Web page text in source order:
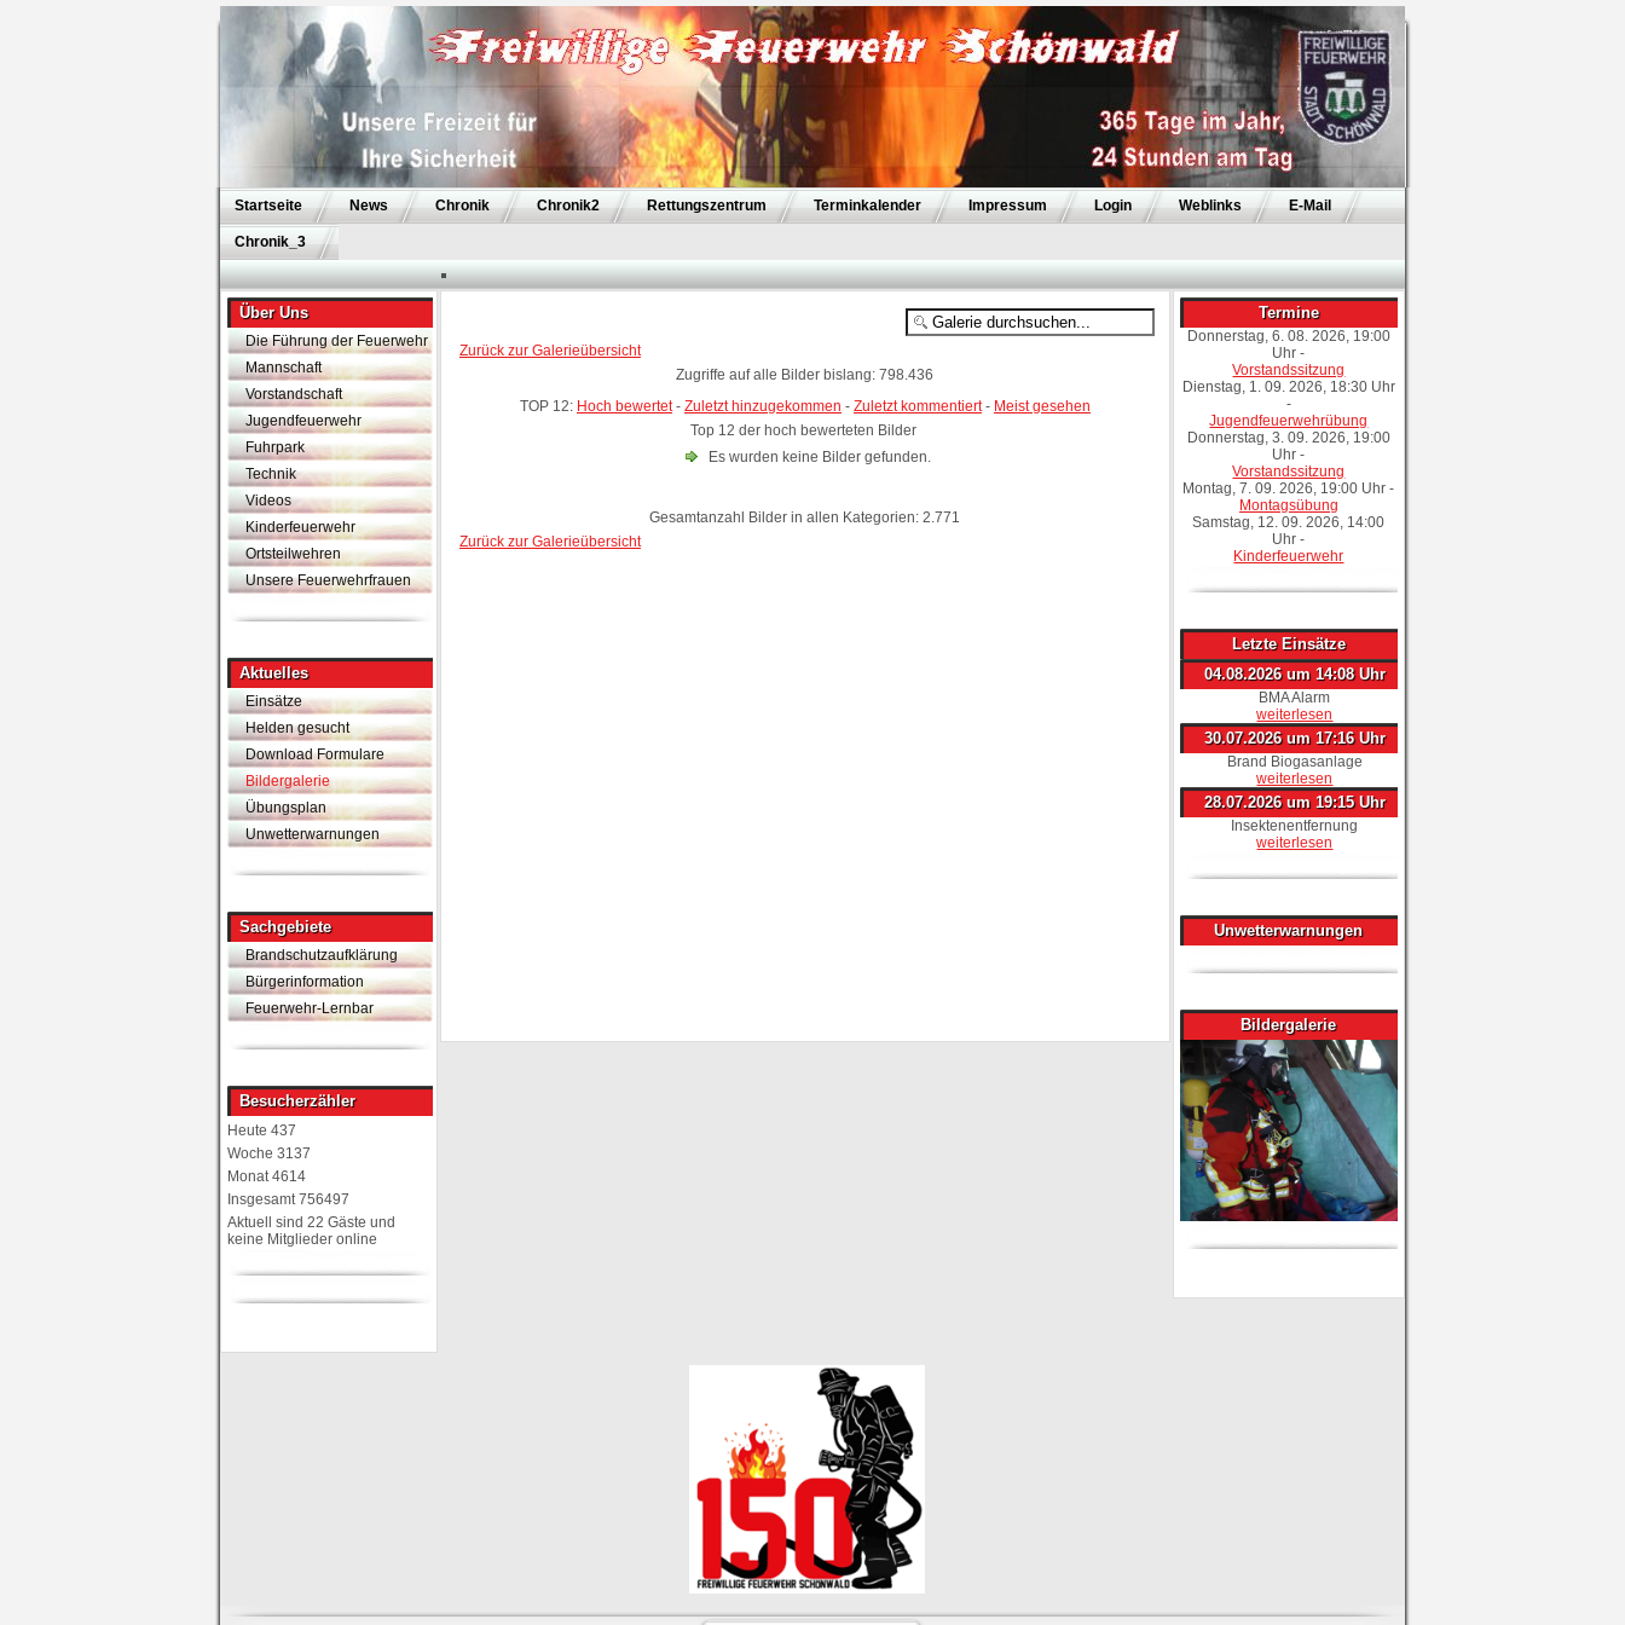
Startseite News Chronik Chronik2 Rettungszentrum Terminkalender Impressum Login Weblinks E-Mail
Chronik_3
Über Uns
Die Führung der Feuerwehr
Mannschaft
Vorstandschaft
Jugendfeuerwehr
Fuhrpark
Technik
Videos
Kinderfeuerwehr
Feuerdrachen
Ortsteilwehren
Unsere Feuerwehrfrauen
Aktuelles
Einsätze
Helden gesucht
Download Formulare
Bildergalerie
Übungsplan
Unwetterwarnungen
Sachgebiete
Brandschutzaufklärung
Bürgerinformation
Feuerwehr-Lernbar
Besucherzähler
Heute 437
Woche 3137
Monat4614
Insgesamt756497
Aktuell sind 22 Gäste und
keine Mitglieder online
Termine
Donnerstag, 6. 08. 2026, 19:00
Uhr -
Vorstandssitzung
Dienstag, 1. 09. 2026, 18:30 Uhr
-
Jugendfeuerwehrübung
Donnerstag, 3. 09. 2026, 19:00
Uhr -
Vorstandssitzung
Montag, 7. 09. 2026, 19:00 Uhr -
Montagsübung
Samstag, 12. 09. 2026, 14:00
Uhr -
Kinderfeuerwehr
Letzte Einsätze
04.08.2026 um 14:08 Uhr
BMA Alarm
weiterlesen
30.07.2026 um 17:16 Uhr
Brand Biogasanlage
weiterlesen
28.07.2026 um 19:15 Uhr
Insektenentfernung
weiterlesen
Unwetterwarnungen
Bildergalerie
Zurück zur Galerieübersicht
Zugriffe auf alle Bilder bislang: 798.436
TOP 12: Hoch bewertet- Zuletzt hinzugekommen - Zuletzt kommentiert- Meist gesehen
Top 12 der hoch bewerteten Bilder
Es wurden keine Bilder gefunden.
Gesamtanzahl Bilder in allen Kategorien: 2.771
Zurück zur Galerieübersicht